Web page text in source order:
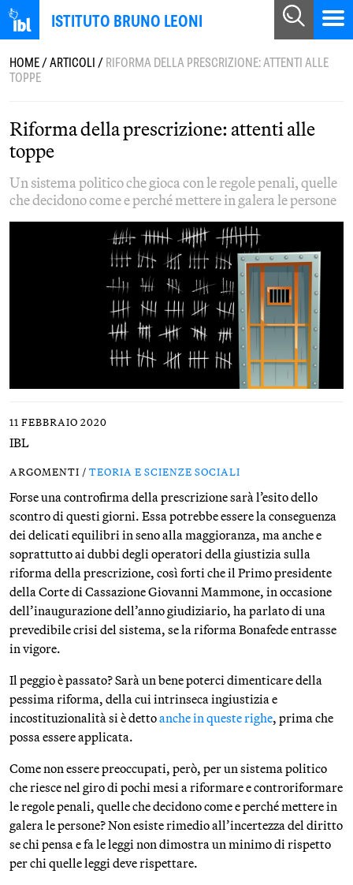
ISTITUTO BRUNO LEONI
HOME/ARTICOLI/RIFORMA DELLA PRESCRIZIONE: ATTENTI ALLE
TOPPE
Riforma della prescrizione: attenti alle
toppe
Un sistema politico che gioca con le regole penali, quelle
che decidono come e perché mettere in galera le persone
11 FEBBRAIO 2020
IBL
ARGOMENTI / TEORIA E SCIENZE SOCIALI
Forse una controfirma della prescrizione sarà l’esito dello
scontro di questi giorni. Essa potrebbe essere la conseguenza
dei delicati equilibri in seno alla maggioranza, ma anche e
soprattutto ai dubbi degli operatori della giustizia sulla
riforma della prescrizione, così forti che il Primo presidente
della Corte di Cassazione Giovanni Mammone, in occasione
dell’inaugurazione dell’anno giudiziario, ha parlato di una
prevedibile crisi del sistema, se la riforma Bonafede entrasse
in vigore.
Il peggio è passato? Sarà un bene poterci dimenticare della
pessima riforma, della cui intrinseca ingiustizia e
incostituzionalità si è dettoanche in queste righe, prima che
possa essere applicata.
Come non essere preoccupati, però, per un sistema politico
che riesce nel giro di pochi mesi a riformare e controriformare
le regole penali, quelle che decidono come e perché mettere in
galera le persone? Non esiste rimedio all’incertezza del diritto
se chi pensa e fa le leggi non dimostra un minimo di rispetto
per chi quelle leggi deve rispettare.